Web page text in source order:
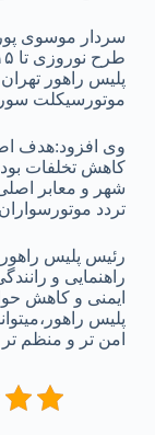
سردار موسوی
موتورسیکلت
وی افزود:هدف
کاهش تخلفات
شهر و معابر
تردد
رئیس پلیس
راهنمایی و
ایمنی و کاهش
پلیس
امن‌ تر و منظم‌